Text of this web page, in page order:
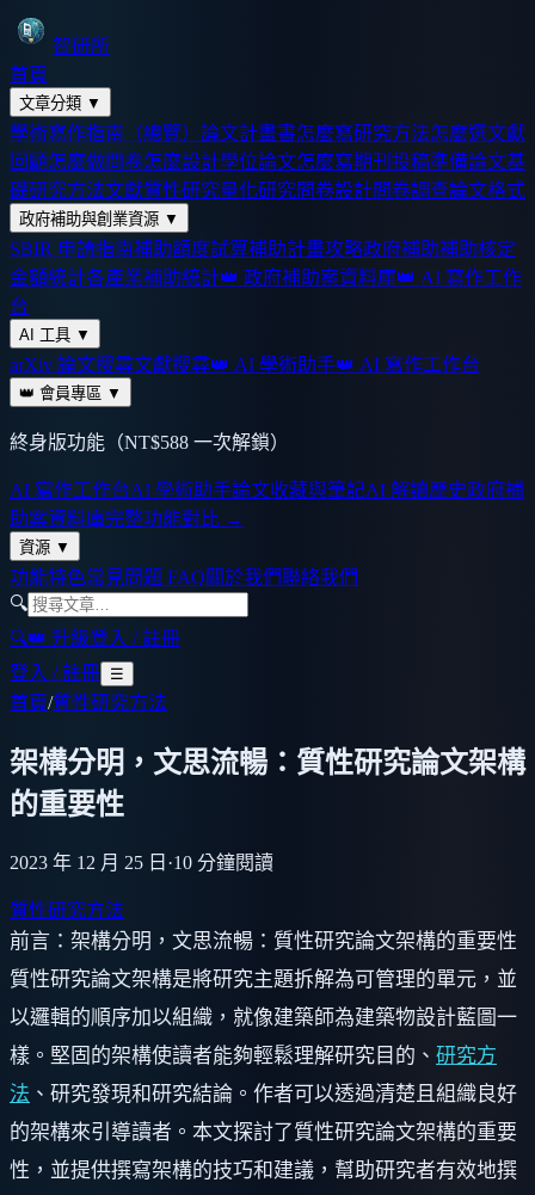
智研所
首頁
文章分類 ▼
學術寫作指南（總覽） 論文計畫書怎麼寫研究方法怎麼選文獻
回顧怎麼做問卷怎麼設計學位論文怎麼寫期刊投稿準備論文基
礎研究方法文獻質性研究量化研究問卷設計問卷調查論文格式
政府補助與創業資源 ▼
SBIR 申請指南補助額度試算補助計畫攻略政府補助補助核定
金額統計各產業補助統計👑 政府補助案資料庫👑 AI 寫作工作
台
AI 工具 ▼
arXiv 論文搜尋文獻搜尋👑 AI 學術助手👑 AI 寫作工作台
👑 會員專區 ▼
終身版功能（NT$588 一次解鎖）
AI 寫作工作台AI 學術助手論文收藏與筆記AI 解讀歷史政府補
助案資料庫完整功能對比 →
資源 ▼
功能特色常見問題 FAQ關於我們聯絡我們
🔍
🔍👑 升級登入 / 註冊
登入 / 註冊 ☰
首頁/質性研究方法
架構分明，文思流暢：質性研究論文架構
的重要性
2023 年 12 月 25 日 ·10 分鐘閱讀
質性研究方法
前言：架構分明，文思流暢：質性研究論文架構的重要性
質性研究論文架構是將研究主題拆解為可管理的單元，並
以邏輯的順序加以組織，就像建築師為建築物設計藍圖一
樣。堅固的架構使讀者能夠輕鬆理解研究目的、 研究方
法 、研究發現和研究結論。作者可以透過清楚且組織良好
的架構來引導讀者。本文探討了質性研究論文架構的重要
性，並提供撰寫架構的技巧和建議，幫助研究者有效地撰